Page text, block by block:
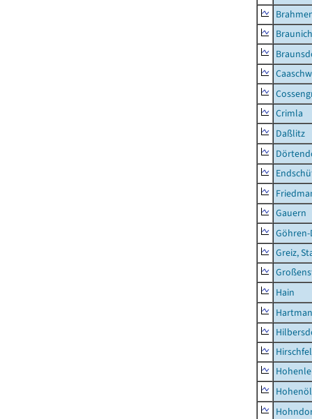
Crimla
Daßlitz
Gauern
Greiz,
Hain